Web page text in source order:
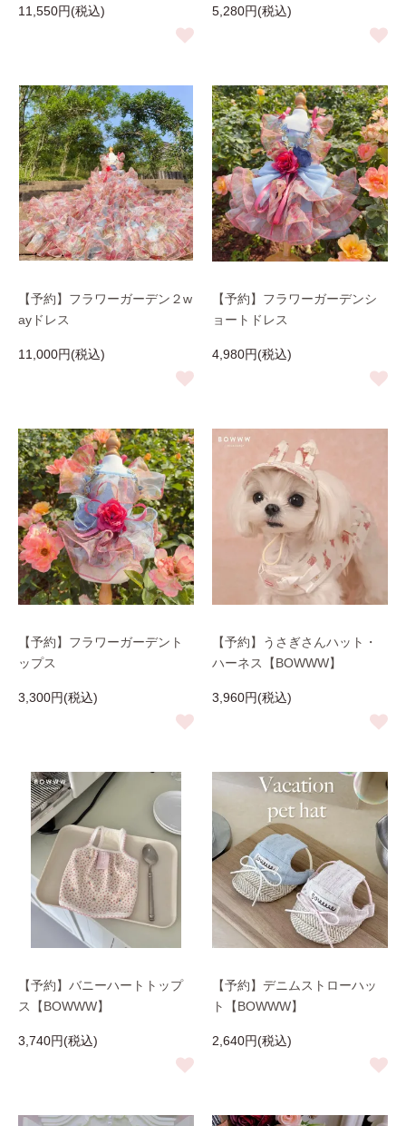
11,550円(税込) 5,280円(税込)
【予約】フラワーガーデン２w
ayドレス
11,000円(税込)
【予約】フラワーガーデンシ
ョートドレス
4,980円(税込)
【予約】フラワーガーデント
ップス
3,300円(税込)
【予約】うさぎさんハット・
ハーネス【BOWWW】
3,960円(税込)
【予約】バニーハートトップ
ス【BOWWW】
3,740円(税込)
【予約】デニムストローハッ
ト【BOWWW】
2,640円(税込)